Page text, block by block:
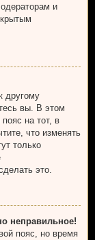
и
другому
вы. В этом
на тот, в
что изменять
только
это.
неправильное!
пояс, но время